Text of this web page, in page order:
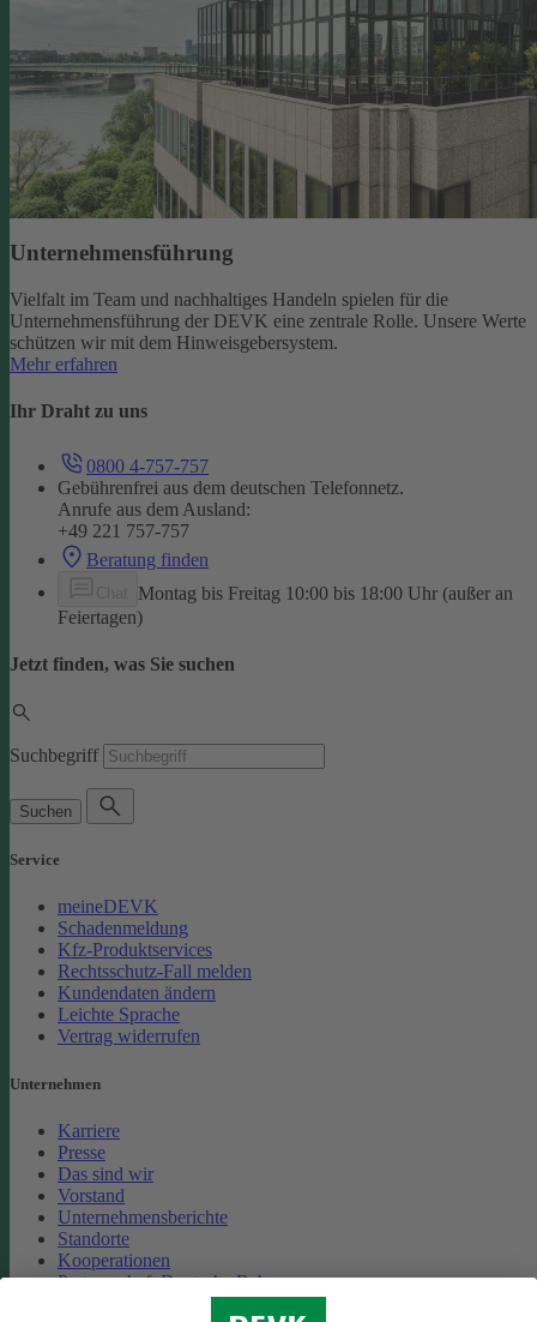
Unternehmensführung
Vielfalt im Team und nachhaltiges Handeln spielen für die
Unternehmensführung der DEVK eine zentrale Rolle. Unsere Werte
schützen wir mit dem Hinweisgebersystem.
Mehr erfahren
Ihr Draht zu uns
0800 4-757-757
Gebührenfrei aus dem deutschen Telefonnetz.
Anrufe aus dem Ausland:
+49 221 757-757
Beratung finden
Montag bis Freitag 10:00 bis 18:00 Uhr (außer an
Feiertagen)
Jetzt finden, was Sie suchen
Suchbegriff
Suchen
Service
meineDEVK
Schadenmeldung
Kfz-Produktservices
Rechtsschutz-Fall melden
Kundendaten ändern
Leichte Sprache
Vertrag widerrufen
Unternehmen
Karriere
Presse
Das sind wir
Vorstand
Unternehmensberichte
Standorte
Kooperationen
Partnerschaft Deutsche Bahn